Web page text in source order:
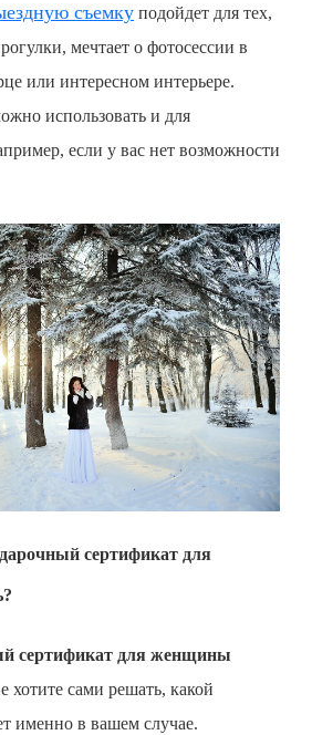
съемку подойдет для тех,
мечтает о фотосессии в
или интересном интерьере.
использовать и для
если у вас нет возможности
сертификат для
сертификат для женщины
хотите сами решать, какой
именно в вашем случае.